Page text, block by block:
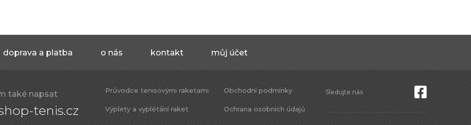
doprava a platba o nás kontakt můj účet
také napsat
tenis.cz
Průvodce tenisovými raketami
Výplety a vyplétání raket
Obchodní podmínky
Ochrana osobních údajů
Sledujte nás